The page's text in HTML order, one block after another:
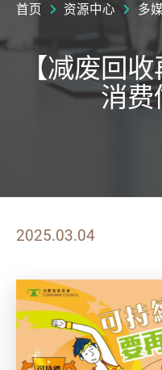
首页 资源中心 多
【减废回
消费
2025.03.04